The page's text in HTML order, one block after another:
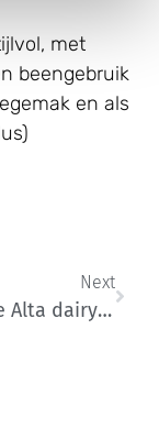
met
beengebruik
en als
Next
Geslaagde Alta dairy middag bij Berends Dairy in Warnsveld